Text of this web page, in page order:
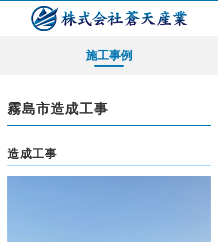
施工事例
霧島市造成工事
造成工事